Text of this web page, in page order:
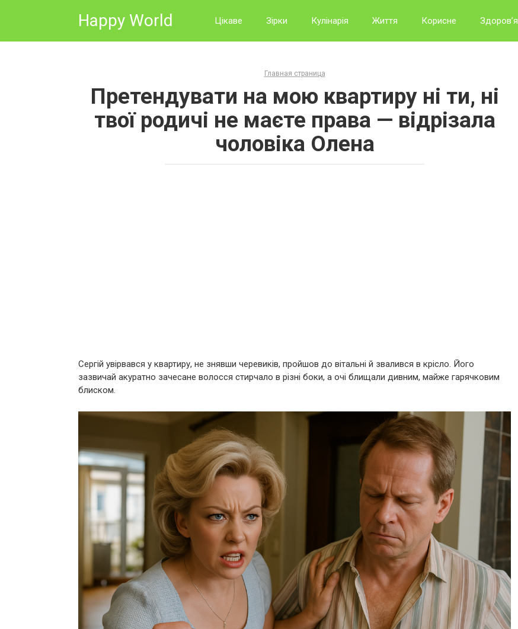
Happy World Цікаве Зірки Кулінарія Життя Корисне Здоров’я
Главная страница
Претендувати на мою квартиру ні ти, ні
твої родичі не маєте права — відрізала
чоловіка Олена
Сергій увірвався у квартиру, не знявши черевиків, пройшов до вітальні й звалився в крісло. Його
зазвичай акуратно зачесане волосся стирчало в різні боки, а очі блищали дивним, майже гарячковим
блиском.